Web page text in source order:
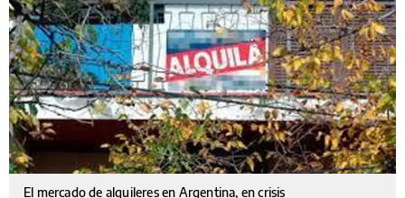
El mercado de alquileres en Argentina, en crisis